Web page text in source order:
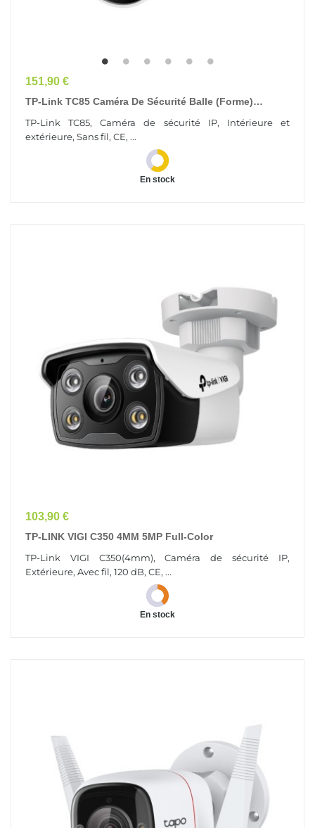
Prix
151,90 €
TP-Link TC85 Caméra De Sécurité Balle (forme)
TP-Link TC85, Caméra de sécurité IP, Intérieure et
extérieure, Sans fil, CE, ...
En stock
Prix
103,90 €
TP-LINK VIGI C350 4MM 5MP Full-Color
TP-Link VIGI C350(4mm), Caméra de sécurité IP,
Extérieure, Avec fil, 120 dB, CE, ...
En stock